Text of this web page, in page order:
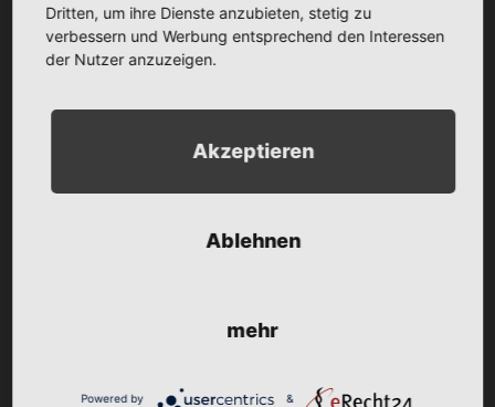
März 2022
Januar 2022
Dezember 2021
Dritten, um ihre Dienste anzubieten, stetig zu
verbessern und Werbung entsprechend den Interessen
der Nutzer anzuzeigen.
Akzeptieren
Ablehnen
mehr
Powered by &